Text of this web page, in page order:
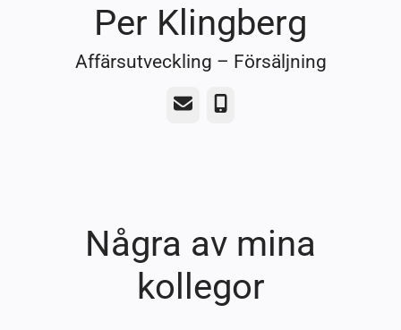
Per Klingberg
Affärsutveckling – Försäljning
E-post Telefon
Några av mina
kollegor